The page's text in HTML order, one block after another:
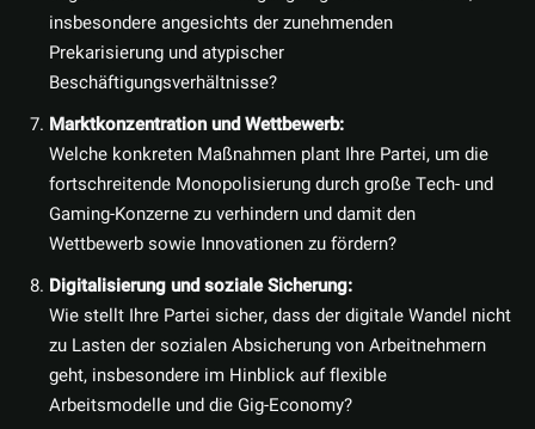
insbesondere angesichts der zunehmenden
Prekarisierung und atypischer
Beschäftigungsverhältnisse?
Marktkonzentration und Wettbewerb:
Welche konkreten Maßnahmen plant Ihre Partei, um die
fortschreitende Monopolisierung durch große Tech- und
Gaming-Konzerne zu verhindern und damit den
Wettbewerb sowie Innovationen zu fördern?
Digitalisierung und soziale Sicherung:
Wie stellt Ihre Partei sicher, dass der digitale Wandel nicht
zu Lasten der sozialen Absicherung von Arbeitnehmern
geht, insbesondere im Hinblick auf flexible
Arbeitsmodelle und die Gig-Economy?